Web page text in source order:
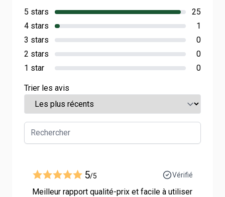
5 stars
25
4 stars
1
3 stars
0
2 stars
0
1 star
0
Trier les avis
5/5 Vérifié
Meilleur rapport qualité-prix et facile à utiliser